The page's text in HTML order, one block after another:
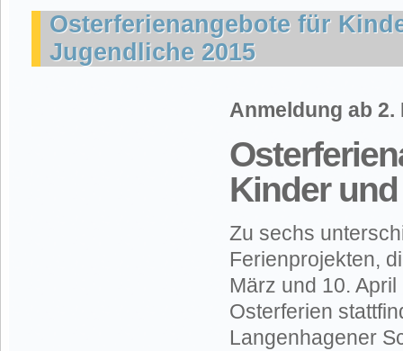
Osterferienangebote für
Jugendliche 2015
Anmeldung ab 2.
Kinder
Zu sechs
Ferienprojekten,
März und 10.
Osterferien
Langenhagener